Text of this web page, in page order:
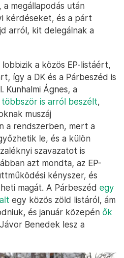
megállapodás után
kérdéseket, és a párt
arról, kit delegálnak a
a közös EP-listáért,
így a DK és a Párbeszéd is
Ágnes, a
többször is arról beszélt,
muszáj
a rendszerben, mert a
le, és a külön
szavazatot is
azt mondta, az EP-
kényszer, és
magát. A Párbeszéd egy
egy közös zöld listáról, ám
és január közepén ők
Benedek lesz a